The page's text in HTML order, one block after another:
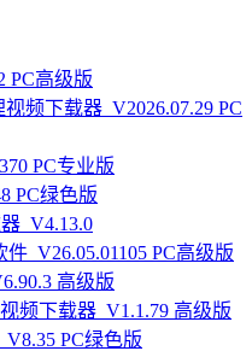
PC高级版
频下载器_V2026.07.29 PC
PC专业版
PC绿色版
_V4.13.0
_V26.05.01105 PC高级版
高级版
频下载器_V1.1.79 高级版
PC绿色版